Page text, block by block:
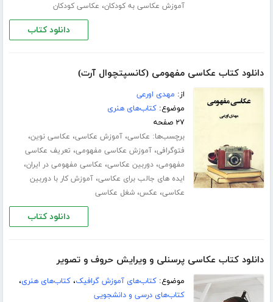
آموزش عکاسی به کودکان، عکاسی کودکان
دانلود کتاب
دانلود کتاب عکاسی مفهومی (کانسپتچوال آرت)
از: مهدی اورعی
موضوع:کتاب‌های هنری
۲۷ صفحه
برچسب‌ها: عکاسی،آموزش عکاسی، عکاسی نوین،
فتوگرافی،آموزش عکاسی مفهومی، تعریف عکاسی
مفهومی،دوربین عکاسی، عکاسی مفهومی در ایران،
ایده های جالب برای عکاسی،آموزش کار با دوربین
عکاسی، عکس،شغل عکاسی
دانلود کتاب
دانلود کتاب عکاسی پرسنلی و ویرایش حروف و تصویر
موضوع:کتاب‌های آموزش گرافیک،کتاب‌های هنری،
کتاب‌های درسی و دانشجویی